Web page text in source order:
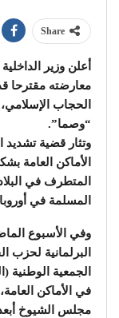
Share
أعلن وزير
معارضته مقترحا
الحجاب
“وصما”.
وتثار قضية تشديد
الأماكن العامة
المتطرف في
المسلمة في
وفي الأسبوع
البرلمانية
الجمعية الوطنية
في الأماكن
مجلس الشيوخ